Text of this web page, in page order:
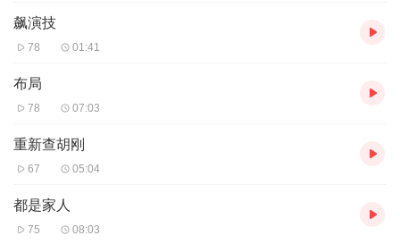
飙演技
78 01:41
布局
78 07:03
重新查胡刚
67 05:04
都是家人
75 08:03